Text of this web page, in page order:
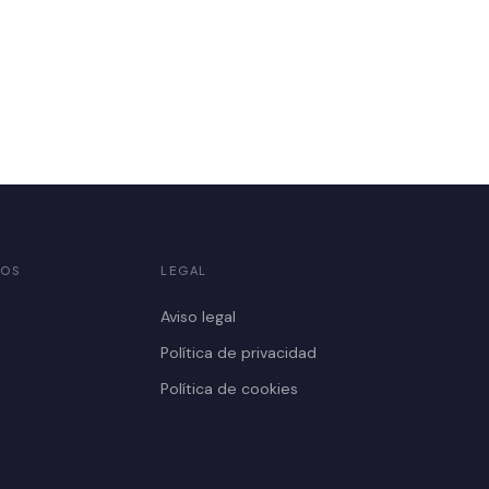
LEGAL
Aviso legal
Política de privacidad
Política de cookies